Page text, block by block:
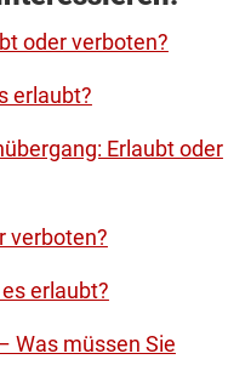
oder verboten?
erlaubt?
Erlaubt oder
verboten?
erlaubt?
Was müssen Sie